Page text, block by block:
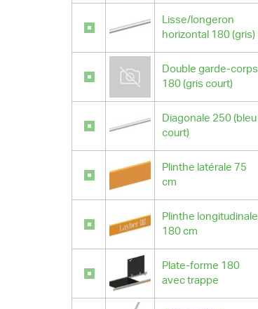
Lisse/longeron
horizontal 180 (gris)
Double garde-corps
180 (gris court)
Diagonale 250 (bleu
court)
Plinthe latérale 75
cm
Plinthe longitudinale
180 cm
Plate-forme 180
avec trappe